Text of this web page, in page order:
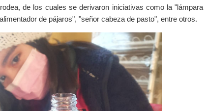
de los cuales se derivaron iniciativas como la "lámpara
de pájaros", "señor cabeza de pasto", entre otros.